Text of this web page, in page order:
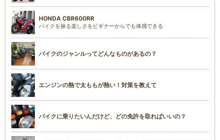
HONDA CBR600RR
バイクを操る楽しさをビギナーからでも体感できる
バイクのジャンルってどんなものがあるの？
エンジンの熱で太ももが熱い！対策を教えて
バイクに乗りたいんだけど、どの免許を取ればいいの？